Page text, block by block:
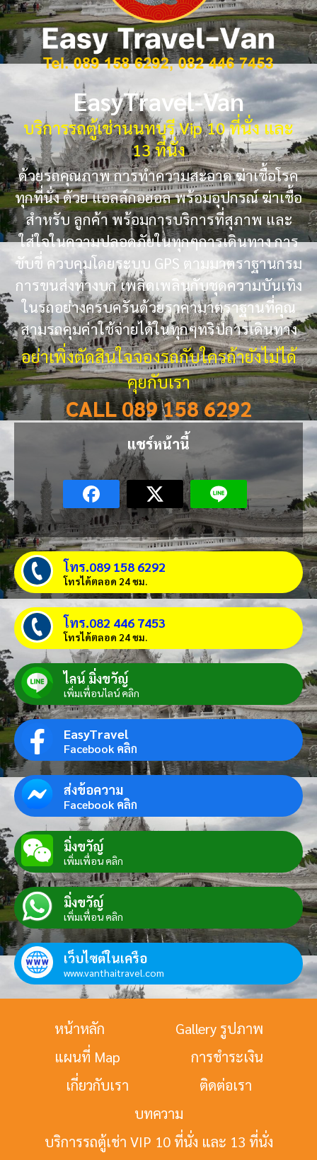
EasyTravel-Van
บริการรถตู้เช่านนทบุรี Vip 10 ที่นั่ง และ
13 ที่นั่ง
ด้วยรถคุณภาพ การทำความสะอาด ฆ่าเชื้อโรค
ทุกที่นั่ง ด้วย แอลล์กอฮอล พร้อมอุปกรณ์ ฆ่าเชื้อ
สำหรับ ลูกค้า พร้อมการบริการที่สุภาพ และ
ใส่ใจในความปลอดภัยในทุกๆการเดินทาง การ
ขับขี่ ควบคุมโดยระบบ GPS ตามมาตราฐานกรม
การขนส่งทางบก เพลิดเพลินกับชุดความบันเทิง
ในรถอย่างครบครันด้วยราคามาตราฐานที่คุณ
สามรถคุมค่าใช้จ่ายได้ในทุกๆทริปการเดินทาง
อย่าเพิ่งตัดสินใจจองรถกับใครถ้ายังไม่ได้
คุยกับเรา
CALL 089 158 6292
แชร์หน้านี้
โทร.089 158 6292
โทรได้ตลอด 24 ชม.
โทร.082 446 7453
โทรได้ตลอด 24 ชม.
ไลน์ มิ่งขวัญ์
เพิ่มเพื่อนไลน์ คลิก
EasyTravel
Facebook คลิก
ส่งข้อความ
Facebook คลิก
มิ่งขวัญ์
เพิ่มเพื่อน คลิก
มิ่งขวัญ์
เพิ่มเพื่อน คลิก
เว็บไซต์ในเครือ
www.vanthaitravel.com
หน้าหลัก
Gallery รูปภาพ
แผนที่ Map
การชำระเงิน
เกี่ยวกับเรา
ติดต่อเรา
บทความ
บริการรถตู้เช่า VIP 10 ที่นั่ง และ 13 ที่นั่ง